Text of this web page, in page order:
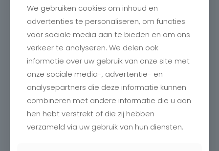
Contact
Romboutstraat 24
B-3740 Bilzen
+32 89515466
info@charlottebilzen.be
We gebruiken cookies om inhoud en
advertenties te personaliseren, om functies
voor sociale media aan te bieden en om ons
verkeer te analyseren. We delen ook
informatie over uw gebruik van onze site met
onze sociale media-, advertentie- en
analysepartners die deze informatie kunnen
combineren met andere informatie die u aan
hen hebt verstrekt of die zij hebben
verzameld via uw gebruik van hun diensten.